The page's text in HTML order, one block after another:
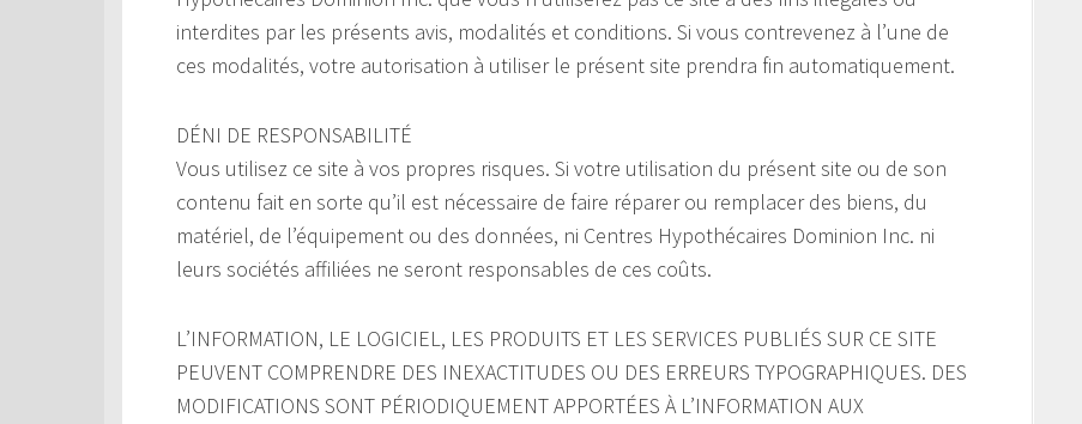
interdites par les présents avis, modalités et conditions. Si vous contrevenez à l’une de
ces modalités, votre autorisation à utiliser le présent site prendra fin automatiquement.
DÉNI DE RESPONSABILITÉ
Vous utilisez ce site à vos propres risques. Si votre utilisation du présent site ou de son
contenu fait en sorte qu’il est nécessaire de faire réparer ou remplacer des biens, du
matériel, de l’équipement ou des données, ni Centres Hypothécaires Dominion Inc. ni
leurs sociétés affiliées ne seront responsables de ces coûts.
L’INFORMATION, LE LOGICIEL, LES PRODUITS ET LES SERVICES PUBLIÉS SUR CE SITE
PEUVENT COMPRENDRE DES INEXACTITUDES OU DES ERREURS TYPOGRAPHIQUES. DES
MODIFICATIONS SONT PÉRIODIQUEMENT APPORTÉES À L’INFORMATION AUX